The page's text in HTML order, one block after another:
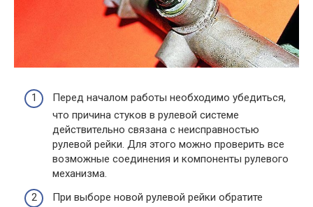
Перед началом работы необходимо убедиться,
что причина стуков в рулевой системе
действительно связана с неисправностью
рулевой рейки. Для этого можно проверить все
возможные соединения и компоненты рулевого
механизма.
При выборе новой рулевой рейки обратите